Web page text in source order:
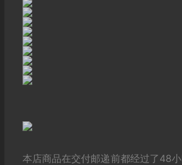
本店商品在交付邮递前都经过了48